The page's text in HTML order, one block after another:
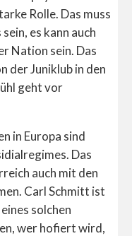
Rolle. Das muss
es kann auch
Nation sein. Das
der Juniklub in den
geht vor
in Europa sind
Das
auch mit den
Carl Schmitt ist
solchen
wer hofiert wird,